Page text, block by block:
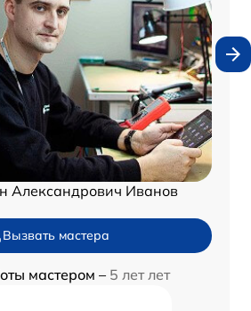
Александрович Иванов
Вызвать мастера
мастером – 5 лет лет